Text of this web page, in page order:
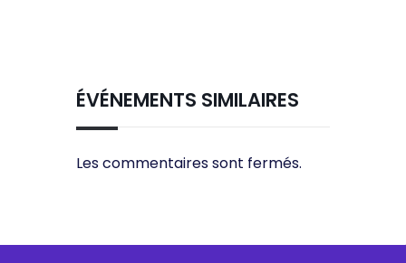
ÉVÉNEMENTS SIMILAIRES
Les commentaires sont fermés.